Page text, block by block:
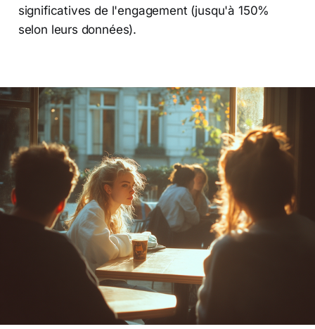
significatives de l'engagement (jusqu'à 150%
selon leurs données).